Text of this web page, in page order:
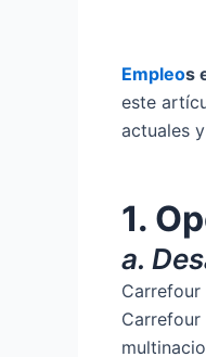
Empleos
este
actuales
1.
a.